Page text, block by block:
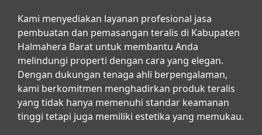
Kami menyediakan layanan profesional jasa
pembuatan dan pemasangan teralis di Kabupaten
Halmahera Barat untuk membantu Anda
melindungi properti dengan cara yang elegan.
Dengan dukungan tenaga ahli berpengalaman,
kami berkomitmen menghadirkan produk teralis
yang tidak hanya memenuhi standar keamanan
tinggi tetapi juga memiliki estetika yang memukau.